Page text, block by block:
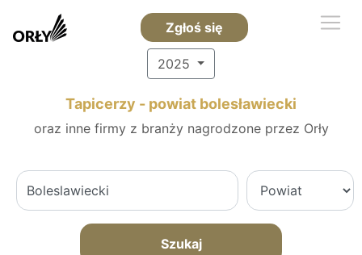
Zgłoś się
2025
Tapicerzy - powiat bolesławiecki
oraz inne firmy z branży nagrodzone przez Orły
Szukaj